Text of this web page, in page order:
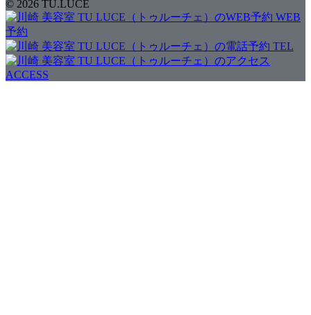
© 2026 TU.LUCE
WEB
予約
TEL
ACCESS